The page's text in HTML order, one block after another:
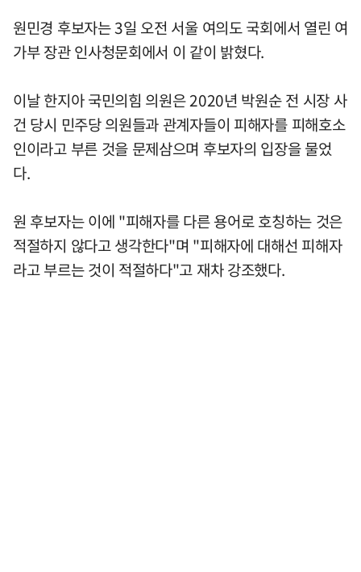
원민경 후보자는 3일 오전 서울 여의도 국회에서 열린 여
가부 장관 인사청문회에서 이 같이 밝혔다.
이날 한지아 국민의힘 의원은 2020년 박원순 전 시장 사
건 당시 민주당 의원들과 관계자들이 피해자를 피해호소
인이라고 부른 것을 문제삼으며 후보자의 입장을 물었
다.
원 후보자는 이에 "피해자를 다른 용어로 호칭하는 것은
적절하지 않다고 생각한다"며 "피해자에 대해선 피해자
라고 부르는 것이 적절하다"고 재차 강조했다.